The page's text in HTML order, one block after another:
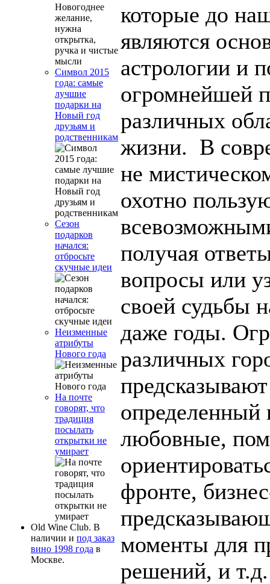
Символ 2015
года: самые
лучшие
подарки на
Новый год
друзьям и
родственникам
Сезон
подарков
начался:
отбросьте
скучные идеи
Неизменные
атрибуты
Нового года
На почте
говорят, что
традиция
посылать
открытки не
умирает
Old Wine Club. В
наличии и под заказ
вино 1998 года в
Москве.
которые до
являются
астрологии и
огромнейшей
различных
жизни. В
не
охотно
получая
вопросы или
своей судьбы
даже годы.
различных
определенный
любовные,
фронте,
моменты для
решений, и т.д.